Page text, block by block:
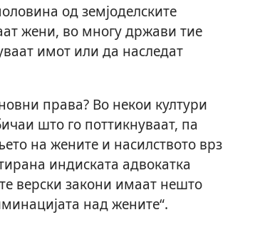
од земјоделските
жени, во многу држави тие
имот или да наследат
права? Во некои култури
што го поттикнуваат, па
на жените и насилството врз
индиската адвокатка
верски закони имаат нешто
над жените“.